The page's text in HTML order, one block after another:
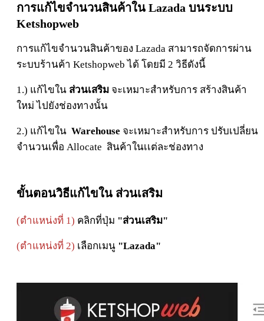
การแก้ไขจำนวนสินค้าใน Lazada บนระบบ
Ketshopweb
การแก้ไขจำนวนสินค้าของ Lazada สามารถจัดการผ่าน
ระบบร้านค้า Ketshopweb ได้ โดยมี 2 วิธีดังนี้
1.) แก้ไขใน ส่วนเสริม จะเหมาะสำหรับการ สร้างสินค้า
ใหม่ ไปยังช่องทางนั้น
2.) แก้ไขใน Warehouse จะเหมาะสำหรับการ ปรับเปลี่ยน
จำนวนเพื่อ Allocate สินค้าในเเต่ละช่องทาง
ขั้นตอนวิธีแก้ไขใน ส่วนเสริม
(ตำแหน่งที่ 1) คลิกที่ปุ่ม "ส่วนเสริม"
(ตำแหน่งที่ 2) เลือกเมนู "Lazada"